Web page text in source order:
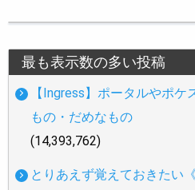
最も表示数の多い投稿
【Ingress】ポータルやポ
もの・だめなもの
(14,393,762)
とりあえず覚えておきたい